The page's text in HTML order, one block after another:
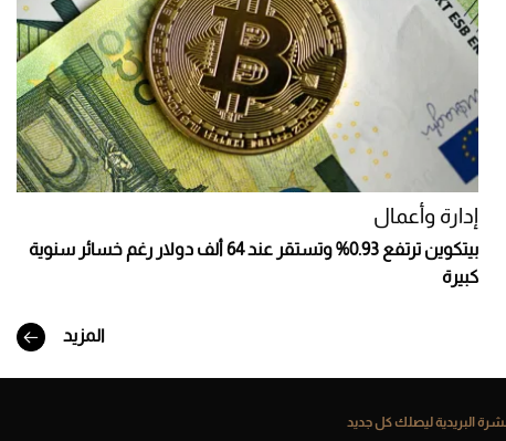
إدارة وأعمال
بيتكوين ترتفع 0.93% وتستقر عند 64 ألف دولار رغم خسائر سنوية
كبيرة
المزيد
البريدية ليصلك كل جديد